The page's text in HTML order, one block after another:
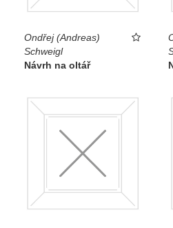
Ondřej (Andreas)
Schweigl
Návrh na oltář